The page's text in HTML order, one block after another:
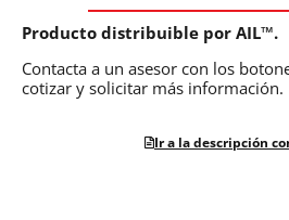
Producto distribuible por AIL™.
Contacta a un asesor con los
cotizar y solicitar más información.
Ir a la descripción